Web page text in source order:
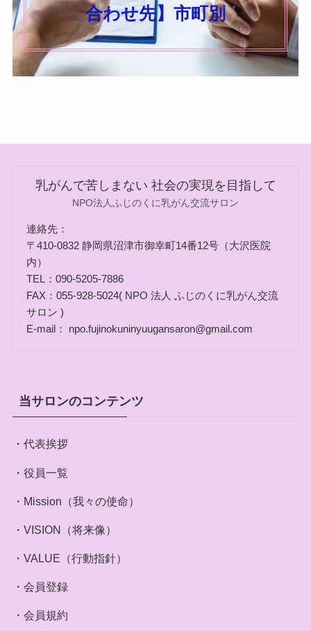
合わせ先】市町別
乳がんで苦しまない 社会の実現を目指して
NPO法人ふじのくに乳がん交流サロン
連絡先：
〒410-0832 静岡県沼津市御幸町14番12号（大沢医院
内）
TEL：090-5205-7886
FAX：055-928-5024( NPO 法人 ふじのくに乳がん交流
サロン )
E-mail： npo.fujinokuninyuugansaron@gmail.com
当サロンのコンテンツ
・代表挨拶
・役員一覧
・Mission（我々の使命）
・VISION（将来像）
・VALUE（行動指針）
・会員登録
・会員規約